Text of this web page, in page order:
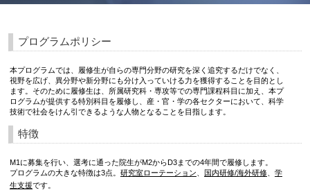
プログラムポリシー
本プログラムでは、履修生が自らの専門分野の研究を深く追究するだけでなく、
視野を広げ、異分野や新分野にも分け入っていける力を獲得することを目的とし
ます。そのために履修生は、所属研究科・専攻等での専門課程科目に加え、本プ
ログラムが提供する特別科目を履修し、産・官・学の各セクターにおいて、科学
技術で社会をけん引できるような人物となることを目指します。
特徴
M1に募集を行い、選考に通った院生がM2からD3までの4年間で履修します。
プログラムの大きな特徴は3点。 研究室ローテーション 国内研修/海外研修、 学
生支援です。